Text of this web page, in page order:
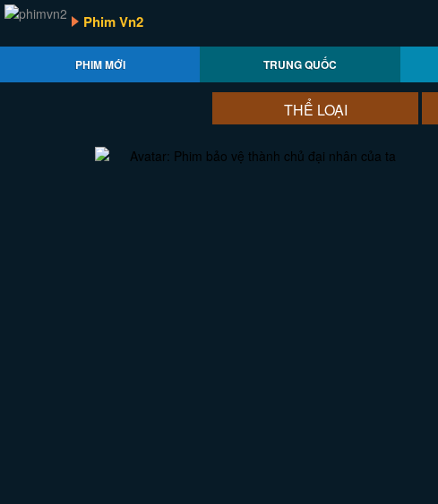
Phim Vn2
PHIM MỚI TRUNG QUỐC
THỂ LOẠI